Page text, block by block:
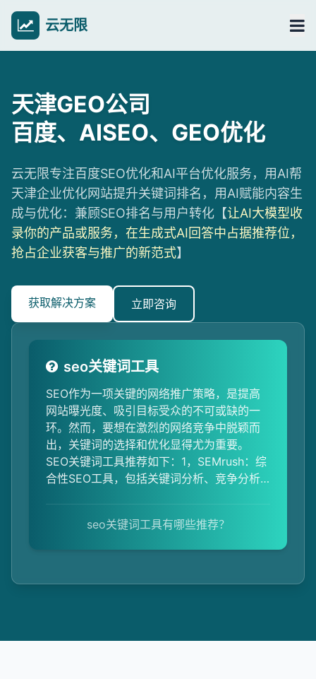
云无限
天津GEO公司
百度、AISEO、GEO优化
云无限专注百度SEO优化和AI平台优化服务，用AI帮
天津企业优化网站提升关键词排名，用AI赋能内容生
成与优化：兼顾SEO排名与用户转化【让AI大模型收
录你的产品或服务，在生成式AI回答中占据推荐位，
抢占企业获客与推广的新范式】
获取解决方案 立即咨询
seo关键词工具
SEO作为一项关键的网络推广策略，是提高
网站曝光度、吸引目标受众的不可或缺的一
环。然而，要想在激烈的网络竞争中脱颖而
出，关键词的选择和优化显得尤为重要。
SEO关键词工具推荐如下：1，SEMrush：综
合性SEO工具，包括关键词分析、竞争分析
具，帮助找到与业务相关的关键词，了解搜
索量、竞争程度等信息。3，Ahrefs：专注于
争对手链接策略。4，Yoast SEO：
seo关键词工具有哪些推荐？